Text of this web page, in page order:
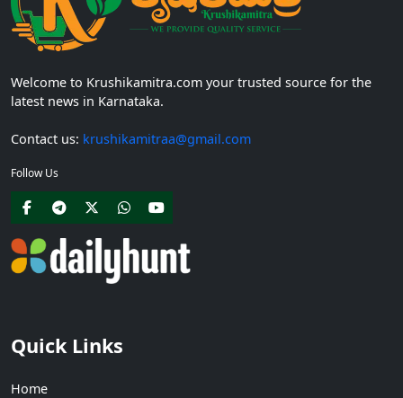
Welcome to Krushikamitra.com your trusted source for the
latest news in Karnataka.
Contact us: krushikamitraa@gmail.com
Follow Us
Quick Links
Home